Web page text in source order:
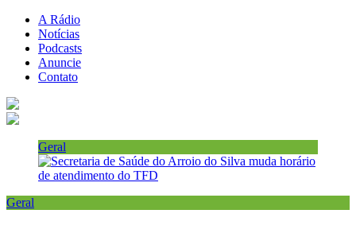
A Rádio
Notícias
Podcasts
Anuncie
Contato
Geral
Geral